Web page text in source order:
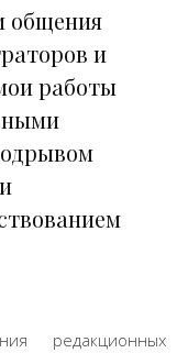
общения
и
работы
редакционных